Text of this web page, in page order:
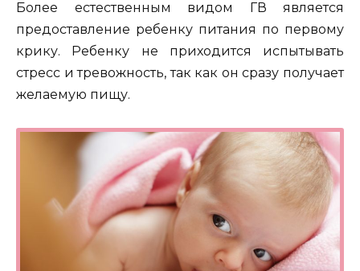
Более естественным видом ГВ является
предоставление ребенку питания по первому
крику. Ребенку не приходится испытывать
стресс и тревожность, так как он сразу получает
желаемую пищу.